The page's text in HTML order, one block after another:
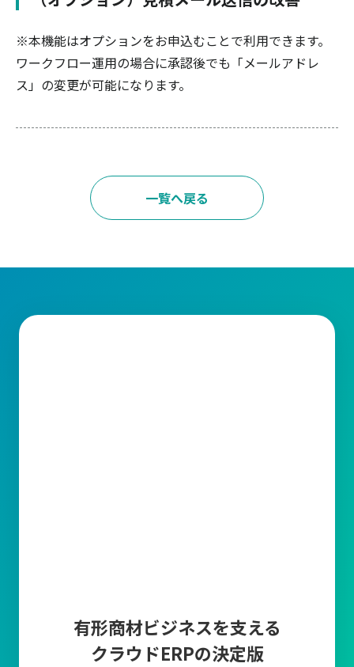
※本機能はオプションをお申込むことで利用できます。
ワークフロー運用の場合に承認後でも「メールアドレ
ス」の変更が可能になります。
一覧へ戻る
有形商材ビジネスを支える
クラウドERPの決定版